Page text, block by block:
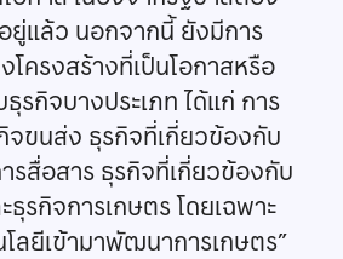
ยู่แล้ว นอกจากนี้ ยังมีการ
โครงสร้างที่เป็นโอกาสหรือ
รกิจบางประเภท ได้แก่ การ
จขนส่ง ธุรกิจที่เกี่ยวข้องกับ
รสื่อสาร ธุรกิจที่เกี่ยวข้องกับ
ธุรกิจการเกษตร โดยเฉพาะ
โลยีเข้ามาพัฒนาการเกษตร”